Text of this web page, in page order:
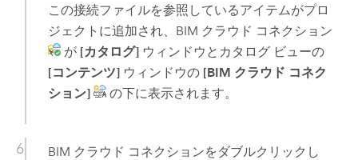
この接続ファイルを参照しているアイテムがプロ
ジェクトに追加され、BIM クラウド コネクション
が [カタログ]ウィンドウとカタログ ビューの
[コンテンツ]ウィンドウの [BIM クラウド コネク
ション]
の下に表示されます。
BIM クラウド コネクションをダブルクリックし